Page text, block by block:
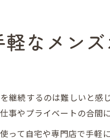
なメン
継続するのは難しいと
やプライベートの合間
って自宅や専門店で手